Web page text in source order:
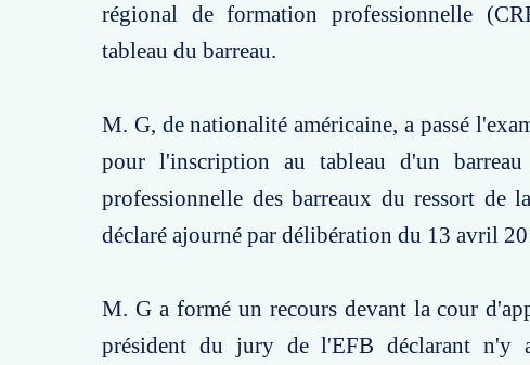
régional de formation professionnelle
tableau du barreau.
M. G, de nationalité américaine, a passé
pour l'inscription au tableau d'un
professionnelle des barreaux du ressort de
déclaré ajourné par délibération du 13 avril
M. G a formé un recours devant la cour
président du jury de l'EFB déclarant n'y